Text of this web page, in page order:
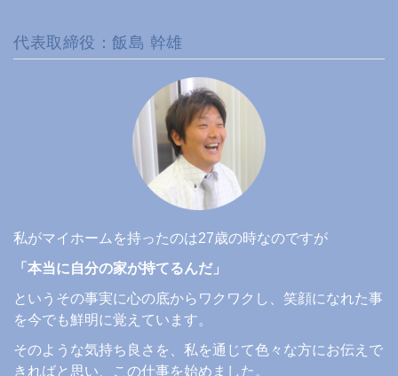
代表取締役：飯島 幹雄
私がマイホームを持ったのは27歳の時なのですが
「本当に自分の家が持てるんだ」
というその事実に心の底からワクワクし、笑顔になれた事
を今でも鮮明に覚えています。
そのような気持ち良さを、私を通じて色々な方にお伝えで
きればと思い、この仕事を始めました。